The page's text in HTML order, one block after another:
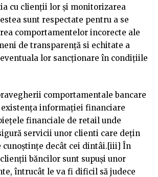
cu clienții lor și monitorizarea
sunt respectate pentru a se
comportamentelor incorecte ale
de transparență si echitate a
lor sancționare în condițiile
comportamentale bancare
informației financiare
financiale de retail unde
servicii unor clienti care dețin
cunoștințe decât cei dintâi.[iii] În
băncilor sunt supuși unor
întrucât le va fi dificil să judece